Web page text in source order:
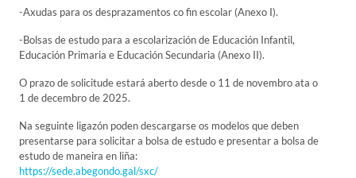
-Axudas para os desprazamentos co fin escolar (Anexo I).
-Bolsas de estudo para a escolarización de Educación Infantil,
Educación Primaria e Educación Secundaria (Anexo II).
O prazo de solicitude estará aberto desde o 11 de novembro ata o
1 de decembro de 2025.
Na seguinte ligazón poden descargarse os modelos que deben
presentarse para solicitar a bolsa de estudo e presentar a bolsa de
estudo de maneira en liña:
https://sede.abegondo.gal/sxc/